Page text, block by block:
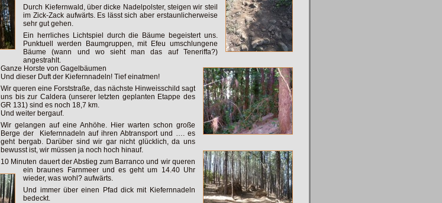
Durch Kiefernwald, über dicke Nadelpolster, steigen wir steil
im Zick-Zack aufwärts. Es lässt sich aber erstaunlicherweise
sehr gut gehen.
Ein herrliches Lichtspiel durch die Bäume begeistert uns.
Punktuell werden Baumgruppen, mit Efeu umschlungene
Bäume (wann und wo sieht man das auf Teneriffa?)
angestrahlt.
Ganze Horste von Gagelbäumen
Und dieser Duft der Kiefernnadeln! Tief einatmen!
Wir queren eine Forststraße, das nächste Hinweisschild sagt
uns bis zur Caldera (unserer letzten geplanten Etappe des
GR 131) sind es noch 18,7 km.
Und weiter bergauf.
Wir gelangen auf eine Anhöhe. Hier warten schon große
Berge der Kiefernnadeln auf ihren Abtransport und …. es
geht bergab. Darüber sind wir gar nicht glücklich, da uns
bewusst ist, wir müssen ja noch hoch hinauf.
10 Minuten dauert der Abstieg zum Barranco und wir queren
ein braunes Farnmeer und es geht um 14.40 Uhr
wieder, was wohl? aufwärts.
Und immer über einen Pfad dick mit Kiefernnadeln
bedeckt.